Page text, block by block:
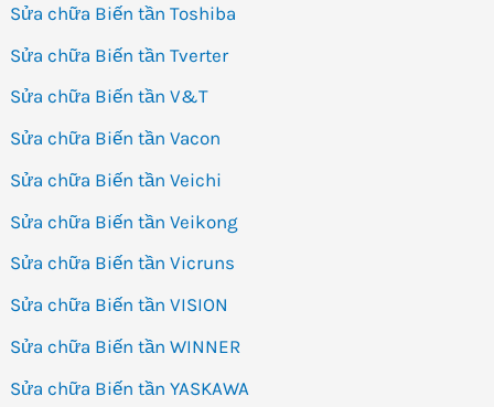
Sửa chữa Biến tần Toshiba
Sửa chữa Biến tần Tverter
Sửa chữa Biến tần V&T
Sửa chữa Biến tần Vacon
Sửa chữa Biến tần Veichi
Sửa chữa Biến tần Veikong
Sửa chữa Biến tần Vicruns
Sửa chữa Biến tần VISION
Sửa chữa Biến tần WINNER
Sửa chữa Biến tần YASKAWA